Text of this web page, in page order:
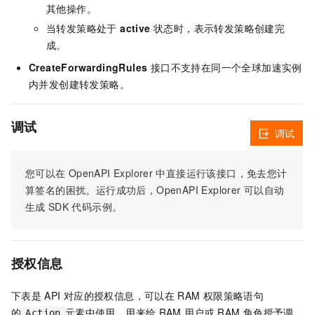
其他操作。
当转发策略处于active 状态时，表示转发策略创建完
成。
CreateForwardingRules 接口不支持在同一个全球加速实例
内并发创建转发策略。
调试
您可以在 OpenAPI Explorer 中直接运行该接口，免去您计
算签名的困扰。运行成功后，OpenAPI Explorer 可以自动
生成 SDK 代码示例。
调试
授权信息
下表是 API 对应的授权信息，可以在 RAM 权限策略语句